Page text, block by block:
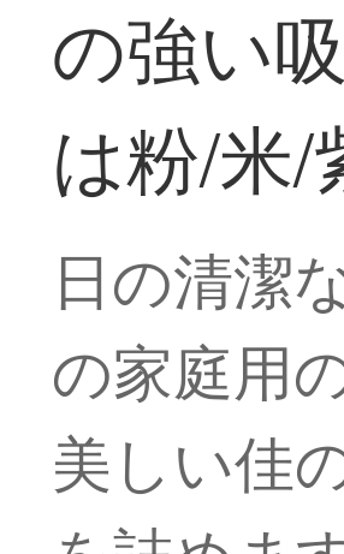
の強い
は粉/米/
日の清潔
の家庭用
美しい佳